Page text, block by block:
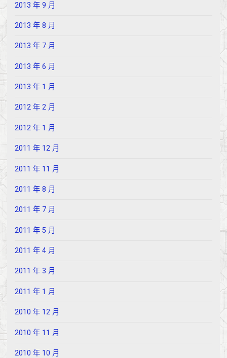
2013 年 9 月
2013 年 8 月
2013 年 7 月
2013 年 6 月
2013 年 1 月
2012 年 2 月
2012 年 1 月
2011 年 12 月
2011 年 11 月
2011 年 8 月
2011 年 7 月
2011 年 5 月
2011 年 4 月
2011 年 3 月
2011 年 1 月
2010 年 12 月
2010 年 11 月
2010 年 10 月